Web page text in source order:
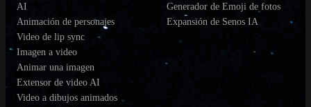
AI
Animación de personajes
Video de lip sync
Imagen a video
Animar una imagen
Extensor de video AI
Video a dibujos animados
Generador de Emoji de fotos
Expansión de Senos IA